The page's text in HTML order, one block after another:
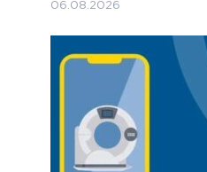
06.08.2026